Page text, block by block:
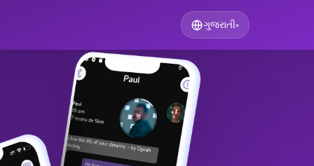
ગુજરાતી▾